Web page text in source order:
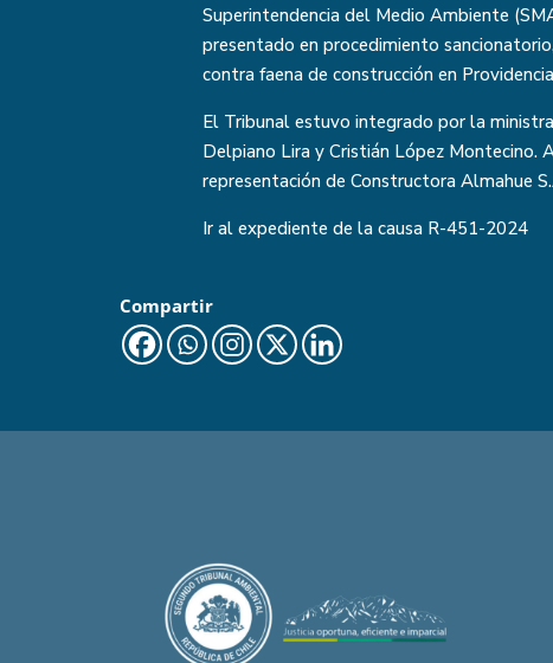
Superintendencia del Medio Ambiente
presentado en procedimiento
contra faena de construcción en
El Tribunal estuvo integrado por la
Delpiano Lira y Cristián López Montecino.
representación de Constructora Almahue
Ir al expediente de la causa R-451-2024
Compartir